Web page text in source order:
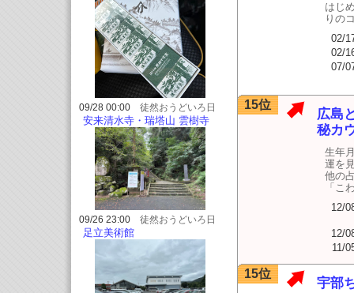
09/28 00:00 徒然おうどいろ日
記
安来清水寺・瑞塔山 雲樹寺
09/26 23:00 徒然おうどいろ日
記
足立美術館
はじ
りの
02/
02/
07/
15位
広島
秘カ
生年
運を
他の
「こ
12/
12/
11/
15位
宇部